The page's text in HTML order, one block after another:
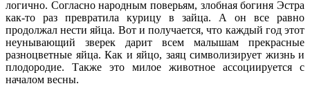
логично. Согласно народным поверьям, злобная богиня Эстра
как-то раз превратила курицу в зайца. А он все равно
продолжал нести яйца. Вот и получается, что каждый год этот
неунывающий зверек дарит всем малышам прекрасные
разноцветные яйца. Как и яйцо, заяц символизирует жизнь и
плодородие. Также это милое животное ассоциируется с
началом весны.